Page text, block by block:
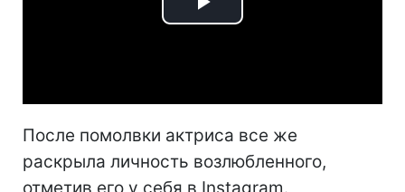
Play
После помолвки актриса все же
раскрыла личность возлюбленного,
отметив его у себя в Instagram.